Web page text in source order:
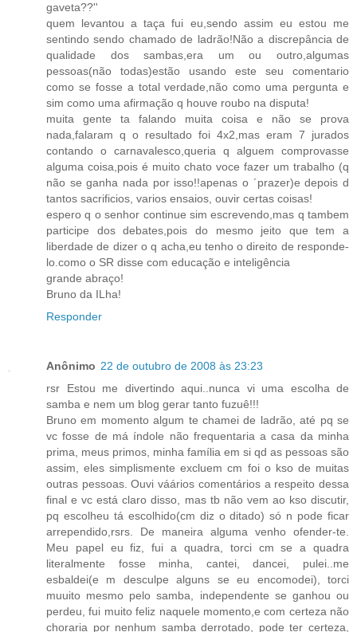
gaveta??''
quem levantou a taça fui eu,sendo assim eu estou me
sentindo sendo chamado de ladrão!Não a discrepância de
qualidade dos sambas,era um ou outro,algumas
pessoas(não todas)estão usando este seu comentario
como se fosse a total verdade,não como uma pergunta e
sim como uma afirmação q houve roubo na disputa!
muita gente ta falando muita coisa e não se prova
nada,falaram q o resultado foi 4x2,mas eram 7 jurados
contando o carnavalesco,queria q alguem comprovasse
alguma coisa,pois é muito chato voce fazer um trabalho (q
não se ganha nada por isso!!apenas o ´prazer)e depois d
tantos sacrificios, varios ensaios, ouvir certas coisas!
espero q o senhor continue sim escrevendo,mas q tambem
participe dos debates,pois do mesmo jeito que tem a
liberdade de dizer o q acha,eu tenho o direito de responde-
lo.como o SR disse com educação e inteligência
grande abraço!
Bruno da ILha!
Responder
Anônimo 22 de outubro de 2008 às 23:23
rsr Estou me divertindo aqui..nunca vi uma escolha de
samba e nem um blog gerar tanto fuzuê!!!
Bruno em momento algum te chamei de ladrão, até pq se
vc fosse de má índole não frequentaria a casa da minha
prima, meus primos, minha família em si qd as pessoas são
assim, eles simplismente excluem cm foi o kso de muitas
outras pessoas. Ouvi váários comentários a respeito dessa
final e vc está claro disso, mas tb não vem ao kso discutir,
pq escolheu tá escolhido(cm diz o ditado) só n pode ficar
arrependido,rsrs. De maneira alguma venho ofender-te.
Meu papel eu fiz, fui a quadra, torci cm se a quadra
literalmente fosse minha, cantei, dancei, pulei..me
esbaldei(e m desculpe alguns se eu encomodei), torci
muuito mesmo pelo samba, independente se ganhou ou
perdeu, fui muito feliz naquele momento,e com certeza não
choraria por nenhum samba derrotado, pode ter certeza,